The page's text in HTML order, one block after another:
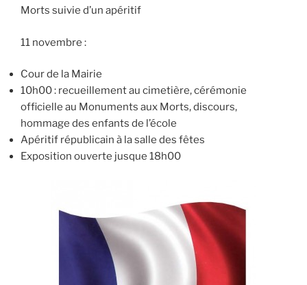
Morts suivie d’un apéritif
11 novembre :
Cour de la Mairie
10h00 : recueillement au cimetière, cérémonie
officielle au Monuments aux Morts, discours,
hommage des enfants de l’école
Apéritif républicain à la salle des fêtes
Exposition ouverte jusque 18h00